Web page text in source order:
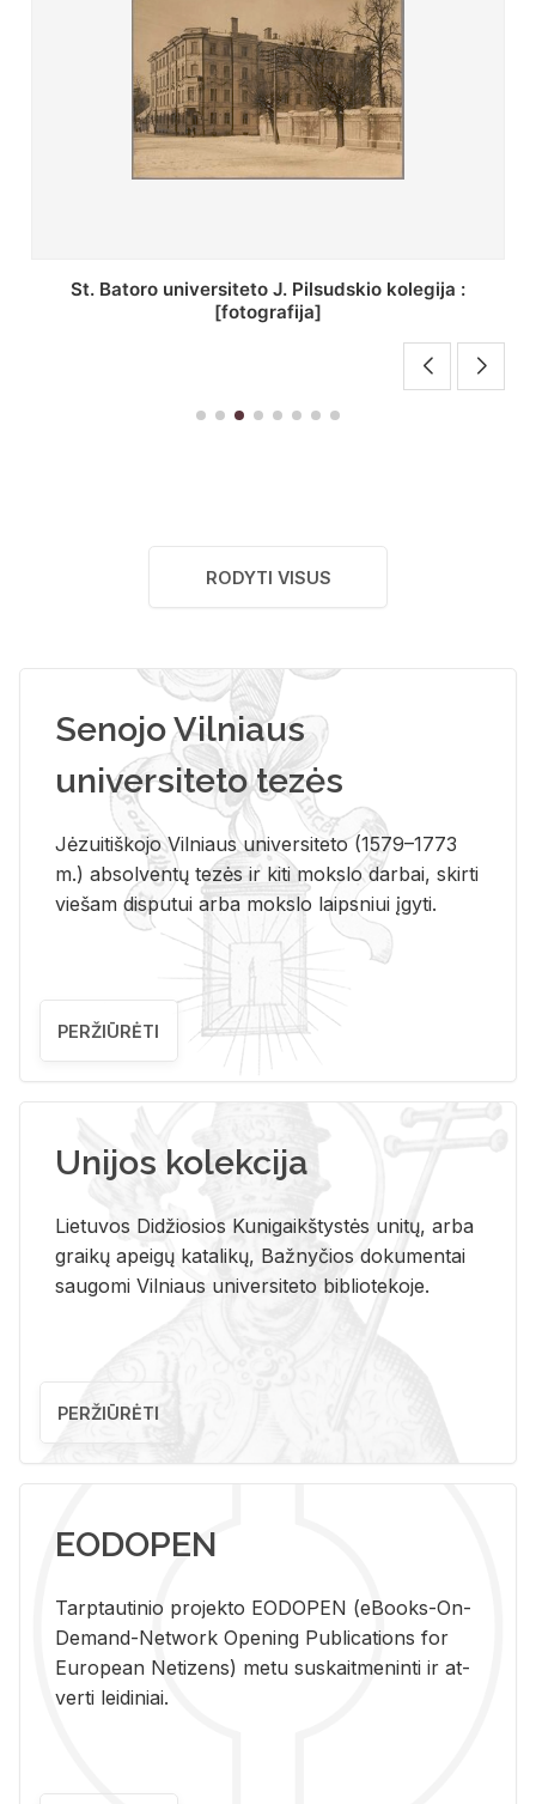
St. Batoro universiteto J. Pilsudskio kolegija :
[fotografija]
RODYTI VISUS
Senojo Vilniaus
universiteto tezės
Jėzuitiškojo Vilniaus universiteto (1579–1773
m.) absolventų tezės ir kiti mokslo darbai, skirti
viešam disputui arba mokslo laipsniui įgyti.
PERŽIŪRĖTI
Unijos kolekcija
Lietuvos Didžiosios Kunigaikštystės unitų, arba
graikų apeigų katalikų, Bažnyčios dokumentai
saugomi Vilniaus universiteto bibliotekoje.
PERŽIŪRĖTI
EODOPEN
Tarp­tau­ti­nio pro­jek­to EO­DO­PEN (eBo­oks-On-
De­mand-Ne­twork Ope­ning Pub­li­ca­tions for
Eu­ro­pe­an Ne­ti­zens) metu su­skait­me­nin­ti ir at­
ver­ti lei­di­niai.